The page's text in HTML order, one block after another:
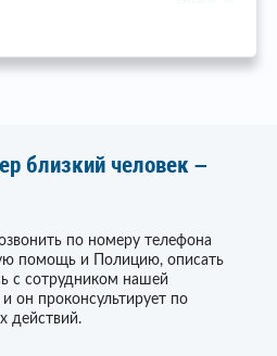
близкий человек –
по номеру телефона
помощь и Полицию, описать
с сотрудником нашей
он проконсультирует по
действий.